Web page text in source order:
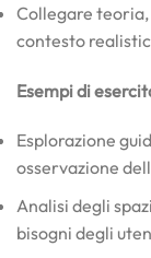
Collegare
contesto
Esempi di
Esplorazione
osservazione
Analisi degli
bisogni degli